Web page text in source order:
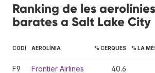
Ranking de les
barates a Salt Lake City
CODI AEROLÍNIA % CERQUES % LA
F9 Frontier Airlines 40.6